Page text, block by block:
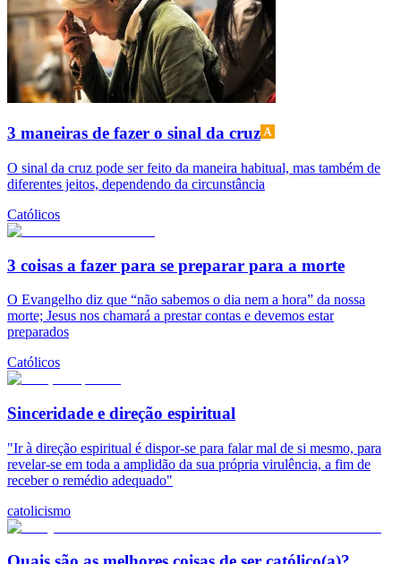
3 maneiras de fazer o sinal da cruz
O sinal da cruz pode ser feito da maneira habitual, mas também de
diferentes jeitos, dependendo da circunstância
Católicos
3 coisas a fazer para se preparar para a morte
O Evangelho diz que “não sabemos o dia nem a hora” da nossa
morte; Jesus nos chamará a prestar contas e devemos estar
preparados
Católicos
Sinceridade e direção espiritual
"Ir à direção espiritual é dispor-se para falar mal de si mesmo, para
revelar-se em toda a amplidão da sua própria virulência, a fim de
receber o remédio adequado"
catolicismo